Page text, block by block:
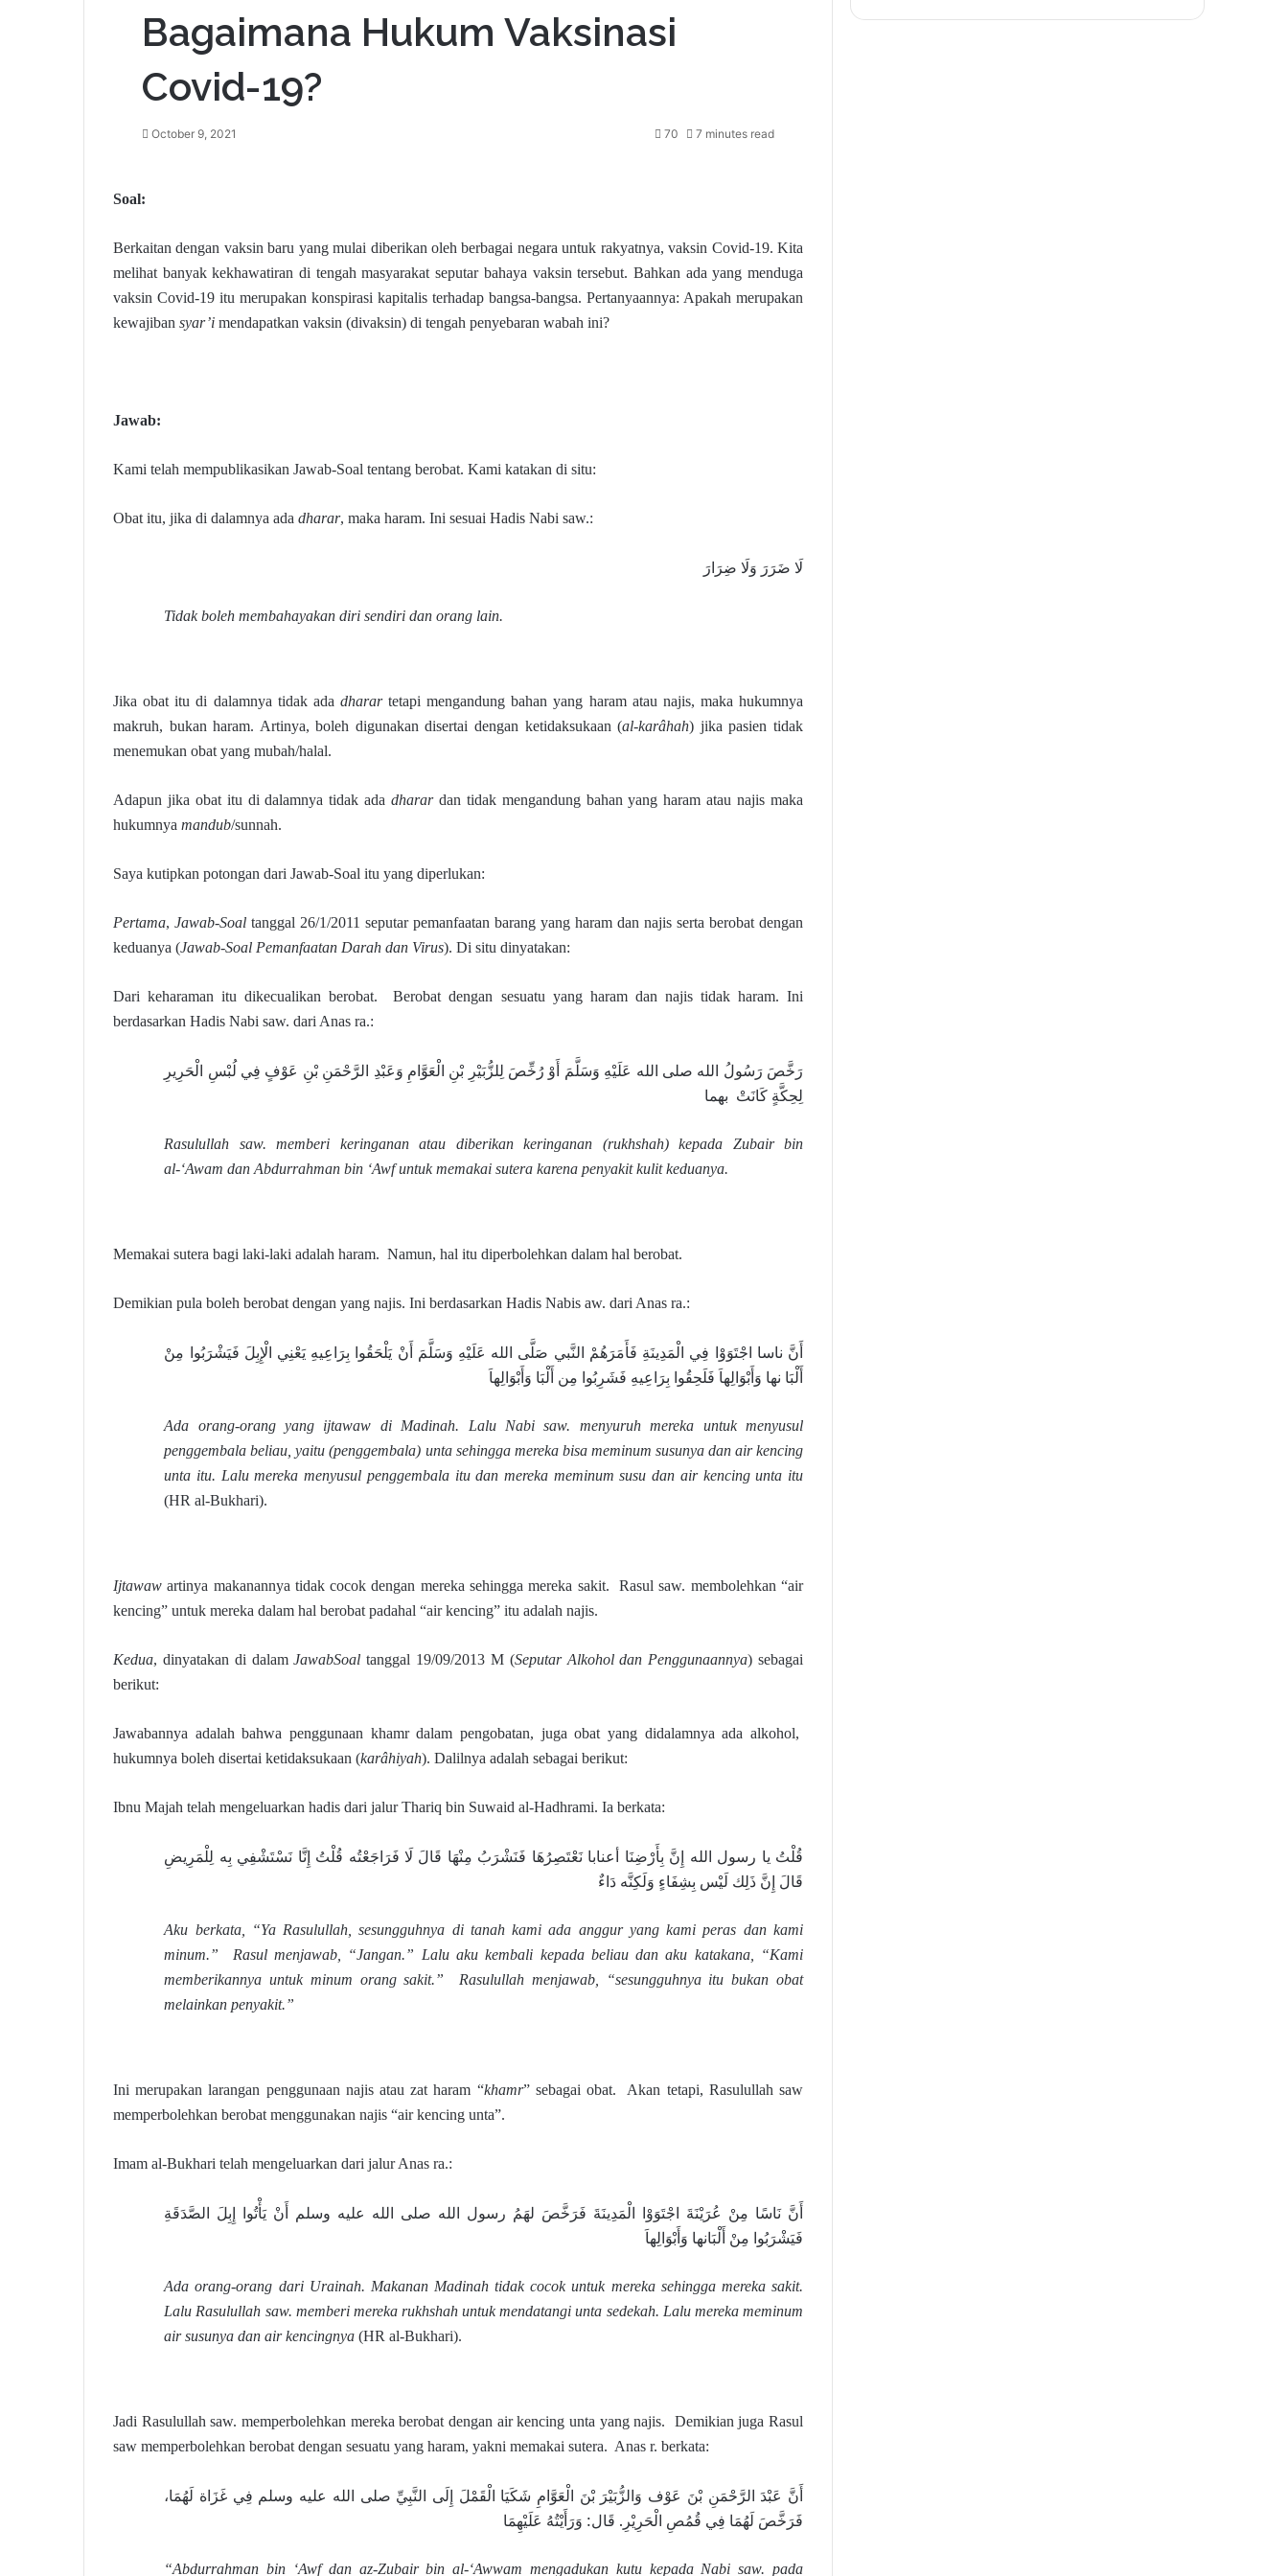
Bagaimana Hukum Vaksinasi
Covid-19?
October 9, 2021 70 7 minutes read
Soal:
Berkaitan dengan vaksin baru yang mulai diberikan oleh berbagai negara untuk rakyatnya, vaksin Covid-19. Kita
melihat banyak kekhawatiran di tengah masyarakat seputar bahaya vaksin tersebut. Bahkan ada yang menduga
vaksin Covid-19 itu merupakan konspirasi kapitalis terhadap bangsa-bangsa. Pertanyaannya: Apakah merupakan
kewajiban syar’i mendapatkan vaksin (divaksin) di tengah penyebaran wabah ini?
Jawab:
Kami telah mempublikasikan Jawab-Soal tentang berobat. Kami katakan di situ:
Obat itu, jika di dalamnya ada dharar, maka haram. Ini sesuai Hadis Nabi saw.:
لَا ضَرَرَ وَلَا ضِرَارَ
Tidak boleh membahayakan diri sendiri dan orang lain.
Jika obat itu di dalamnya tidak ada dharartetapi mengandung bahan yang haram atau najis, maka hukumnya
makruh, bukan haram. Artinya, boleh digunakan disertai dengan ketidaksukaan (al-karâhah) jika pasien tidak
menemukan obat yang mubah/halal.
Adapun jika obat itu di dalamnya tidak adadharardan tidak mengandung bahan yang haram atau najis maka
hukumnya mandub/sunnah.
Saya kutipkan potongan dari Jawab-Soal itu yang diperlukan:
Pertama, Jawab-Soal tanggal 26/1/2011 seputar pemanfaatan barang yang haram dan najis serta berobat dengan
keduanya (Jawab-Soal Pemanfaatan Darah dan Virus). Di situ dinyatakan:
Dari keharaman itu dikecualikan berobat. Berobat dengan sesuatu yang haram dan najis tidak haram. Ini
berdasarkan Hadis Nabi saw. dari Anas ra.:
رَخَّصَ رَسُولُ الله صلى الله عَلَيْهِ وَسَلَّمَ أَوْ رُخِّصَ لِلزُّبَيْرِ بْنِ الْعَوَّامِ وَعَبْدِ الرَّحْمَنِ بْنِ عَوْفٍ فِي لُبْسِ الْحَرِيرِ
لِحِكَّةٍ كَانَتْ بهما
Rasulullah saw. memberi keringanan atau diberikan keringanan (rukhshah) kepada Zubair bin
al-‘Awam dan Abdurrahman bin ‘Awf untuk memakai sutera karena penyakit kulit keduanya.
Memakai sutera bagi laki-laki adalah haram. Namun, hal itu diperbolehkan dalam hal berobat.
Demikian pula boleh berobat dengan yang najis. Ini berdasarkan Hadis Nabis aw. dari Anas ra.:
أَنَّ ناسا اجْتَوَوْا فِي الْمَدِينَةِ فَأَمَرَهُمْ النَّبي صَلَّى الله عَلَيْهِ وَسَلَّمَ أَنْ يَلْحَقُوا بِرَاعِيهِ يَعْنِي الْإِبِلَ فَيَشْرَبُوا مِنْ
أَلْبَا نها وَأَبْوَالِهاَ فَلَحِقُوا بِرَاعِيهِ فَشَرِبُوا مِن أَلْبَا وَأَبْوَالِهاَ
Ada orang-orang yang ijtawaw di Madinah. Lalu Nabi saw. menyuruh mereka untuk menyusul
penggembala beliau, yaitu (penggembala) unta sehingga mereka bisa meminum susunya dan air kencing
unta itu. Lalu mereka menyusul penggembala itu dan mereka meminum susu dan air kencing unta itu
(HR al-Bukhari).
Ijtawaw artinya makanannya tidak cocok dengan mereka sehingga mereka sakit. Rasul saw. membolehkan “air
kencing” untuk mereka dalam hal berobat padahal “air kencing” itu adalah najis.
Kedua, dinyatakan di dalamJawabSoal tanggal 19/09/2013 M (Seputar Alkohol dan Penggunaannya) sebagai
berikut:
Jawabannya adalah bahwa penggunaan khamr dalam pengobatan, juga obat yang didalamnya ada alkohol,
hukumnya boleh disertai ketidaksukaan (karâhiyah). Dalilnya adalah sebagai berikut:
Ibnu Majah telah mengeluarkan hadis dari jalur Thariq bin Suwaid al-Hadhrami. Ia berkata:
قُلْتُ يا رسول الله إِنَّ بِأَرْضِنَا أعنابا نَعْتَصِرُهَا فَنَشْرَبُ مِنْهَا قَالَ لَا فَرَاجَعْتُه قُلْتُ إِنَّا نَسْتَشْفِي بِه لِلْمَرِيضِ
قَالَ إِنَّ ذَلِك لَيْس بِشِفَاءٍ وَلَكِنَّه دَاءٌ
Aku berkata, “Ya Rasulullah, sesungguhnya di tanah kami ada anggur yang kami peras dan kami
minum.” Rasul menjawab, “Jangan.” Lalu aku kembali kepada beliau dan aku katakana, “Kami
memberikannya untuk minum orang sakit.” Rasulullah menjawab, “sesungguhnya itu bukan obat
melainkan penyakit.”
Ini merupakan larangan penggunaan najis atau zat haram “khamr” sebagai obat. Akan tetapi, Rasulullah saw
memperbolehkan berobat menggunakan najis “air kencing unta”.
Imam al-Bukhari telah mengeluarkan dari jalur Anas ra.:
أَنَّ نَاسًا مِنْ عُرَيْنَةَ اجْتَوَوْا الْمَدِينَةَ فَرَخَّصَ لهَمُ رسول الله صلى الله عليه وسلم أَنْ يَأْتُوا إِبِلَ الصَّدَقَةِ
فَيَشْرَبُوا مِنْ أَلْبَانها وَأَبْوَالِهاَ
Ada orang-orang dari Urainah. Makanan Madinah tidak cocok untuk mereka sehingga mereka sakit.
Lalu Rasulullah saw. memberi mereka rukhshah untuk mendatangi unta sedekah. Lalu mereka meminum
air susunya dan air kencingnya(HR al-Bukhari).
Jadi Rasulullah saw. memperbolehkan mereka berobat dengan air kencing unta yang najis. Demikian juga Rasul
saw memperbolehkan berobat dengan sesuatu yang haram, yakni memakai sutera. Anas r. berkata:
أَنَّ عَبْدَ الرَّحْمَنِ بْنَ عَوْف وَالزُّبَيْرَ بْنَ الْعَوَّامِ شَكَيَا الْقَمْلَ إِلَى النَّبِيِّ صلى الله عليه وسلم فِي غَزَاة لَهُمَا،
فَرَخَّصَ لَهُمَا فِي قُمُصِ الْحَرِيْرِ. قَال: وَرَأَيْتُهُ عَلَيْهِمَا
“Abdurrahman bin ‘Awf dan az-Zubair bin al-‘Awwam mengadukan kutu kepada Nabi saw. pada